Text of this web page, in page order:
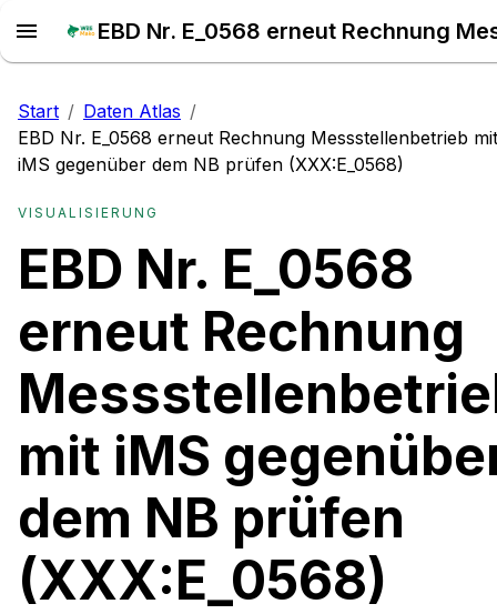
Start / Daten Atlas /
EBD Nr. E_0568 erneut Rechnung Messstellenbetrieb mit
iMS gegenüber dem NB prüfen (XXX:E_0568)
VISUALISIERUNG
EBD Nr. E_0568
erneut Rechnung
mit iMS
dem NB prüfen
(XXX:E_0568)